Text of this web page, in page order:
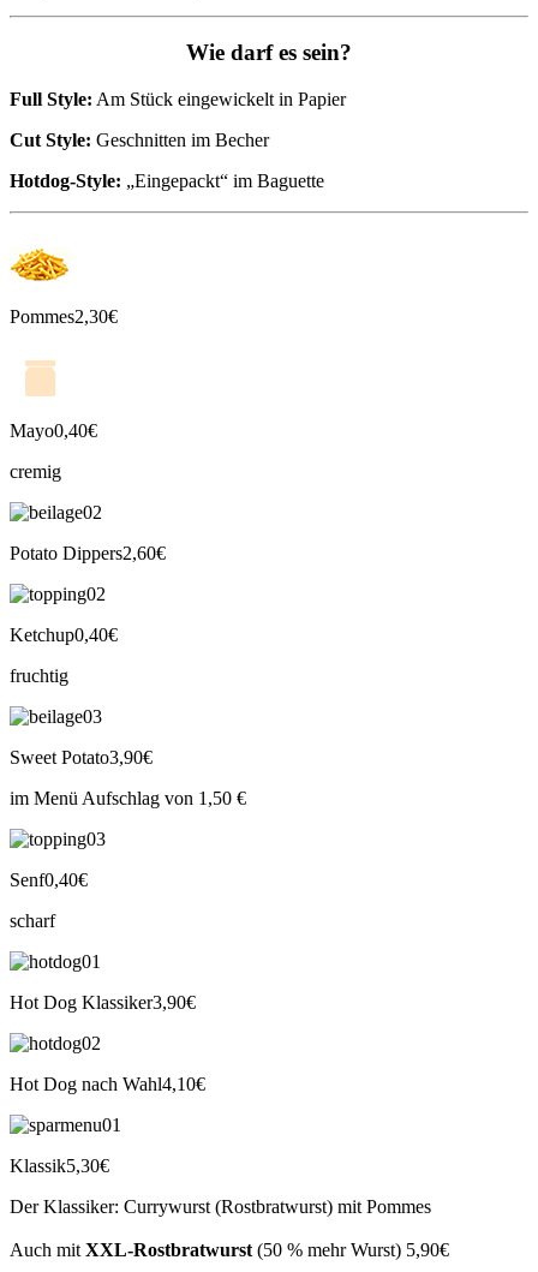
Wie darf es sein?
Full Style: Am Stück eingewickelt in Papier
Cut Style: Geschnitten im Becher
Hotdog-Style: „Eingepackt“ im Baguette
Pommes2,30€
Mayo0,40€
cremig
Potato Dippers2,60€
Ketchup0,40€
fruchtig
Sweet Potato3,90€
im Menü Aufschlag von 1,50 €
Senf0,40€
scharf
Hot Dog Klassiker3,90€
Hot Dog nach Wahl4,10€
Klassik5,30€
Der Klassiker: Currywurst (Rostbratwurst) mit Pommes
Auch mit XXL-Rostbratwurst (50 % mehr Wurst) 5,90€